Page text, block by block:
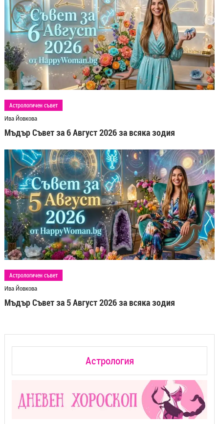
Астрологичен съвет
Ива Йовкова
Мъдър Съвет за 6 Август 2026 за всяка зодия
Астрологичен съвет
Ива Йовкова
Мъдър Съвет за 5 Август 2026 за всяка зодия
Астрология